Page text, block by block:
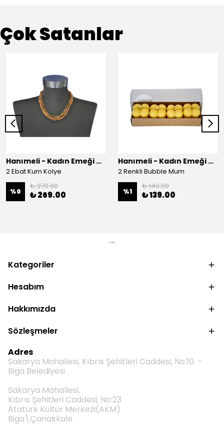
Çok Satanlar
Hanımeli - Kadın Emeği Çarşısı
2 Ebat Kum Kolye
%0
₺ 270.00
₺ 269.00
Hanımeli - Kadın Emeği Çarşısı
2 Renkli Bubble Mum
%1
₺ 140.00
₺ 139.00
Kategoriler
Hesabım
Hakkımızda
Sözleşmeler
Adres
Sakarya Mahallesi, Kıbrıs Şehitleri Caddesi, No:10 -
Biga Belediyesi
Sakarya Mahallesi,
Kıbrıs Şehitleri Caddesi, No:23
Atatürk Kültür Merkezi(AKM)
Biga\Çanakkale